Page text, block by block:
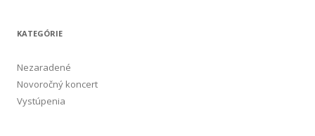
KATEGÓRIE
Nezaradené
Novoročný koncert
Vystúpenia